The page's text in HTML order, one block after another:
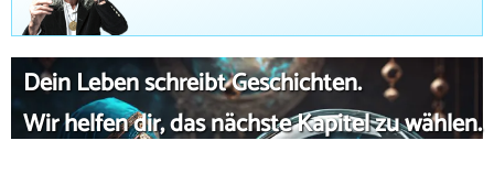
Dein Leben schreibt Geschichten.
Wir helfen dir, das nächste Kapitel zu wählen.